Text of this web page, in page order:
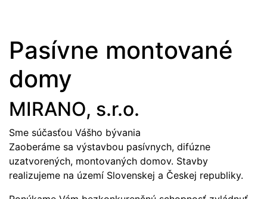
Pasívne montované
domy
MIRANO, s.r.o.
Sme súčasťou Vášho bývania
Zaoberáme sa výstavbou pasívnych, difúzne
uzatvorených, montovaných domov. Stavby
realizujeme na území Slovenskej a Českej republiky.